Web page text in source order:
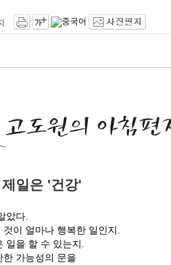
일은 '건강'
았다.
이 얼마나 행복한 일인지.
일을 할 수 있는지.
한 가능성의 문을